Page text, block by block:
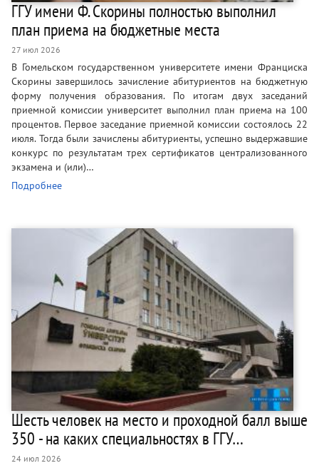
ГГУ имени Ф. Скорины полностью выполнил
план приема на бюджетные места
27 июл 2026
В Гомельском государственном университете имени Франциска
Скорины завершилось зачисление абитуриентов на бюджетную
форму получения образования. По итогам двух заседаний
приемной комиссии университет выполнил план приема на 100
процентов. Первое заседание приемной комиссии состоялось 22
июля. Тогда были зачислены абитуриенты, успешно выдержавшие
конкурс по результатам трех сертификатов централизованного
экзамена и (или)…
Подробнее
Шесть человек на место и проходной балл выше
350 - на каких специальностях в ГГУ…
24 июл 2026